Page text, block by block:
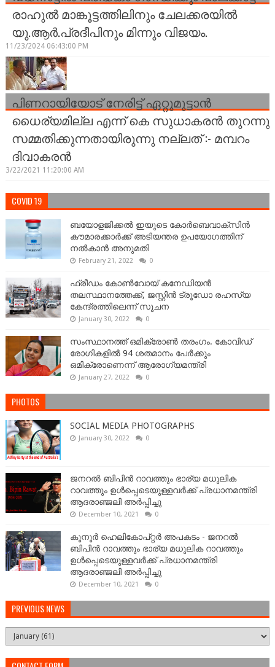
രാഹുൽ മാങ്കൂട്ടത്തിലിനും ചേലക്കരയിൽ
യു.ആർ.പ്രദീപിനും മിന്നും വിജയം.
11/23/2024 06:43:00 PM
പിണറായിയോട് നേരിട്ട് ഏറ്റുമുട്ടാന്‍
ധൈര്യമില്ല എന്ന് കെ സുധാകരന്‍ തുറന്നു
സമ്മതിക്കുന്നതായിരുന്നു നല്ലത് :- മമ്പറം
ദിവാകരന്‍
3/22/2021 11:20:00 AM
COVID 19
ബയോളജിക്കല്‍ ഇയുടെ കോര്‍ബെവാക്സിൻ
കൗമാരക്കാർക്ക് അടിയന്തര ഉപയോഗത്തിന്
നൽകാൻ അനുമതി
February 21, 2022 0
ഫ്രീഡം കോണ്‍വോയ് കനേഡിയന്‍
തലസ്ഥാനത്തേക്ക്, ജസ്റ്റിൻ ട്രൂഡോ രഹസ്യ
കേന്ദ്രത്തിലെന്ന് സൂചന
January 30, 2022 0
സംസ്ഥാനത്ത് ഒമിക്രോണ്‍ തരംഗം. കോവിഡ്
രോഗികളിൽ 94 ശതമാനം പേർക്കും
ഒമിക്രോണെന്ന് ആരോഗ്യമന്ത്രി
January 27, 2022 0
PHOTOS
SOCIAL MEDIA PHOTOGRAPHS
January 30, 2022 0
ജനറല്‍ ബിപിന്‍ റാവത്തും ഭാര്യ മധുലിക
റാവത്തും ഉള്‍പ്പെടെയുള്ളവർക്ക് പ്രധാനമന്ത്രി
ആദരാഞ്ജലി അർപ്പിച്ചു
December 10, 2021 0
കൂനൂർ ഹെലികോപ്റ്റർ അപകടം - ജനറല്‍
ബിപിന്‍ റാവത്തും ഭാര്യ മധുലിക റാവത്തും
ഉള്‍പ്പെടെയുള്ളവർക്ക് പ്രധാനമന്ത്രി
ആദരാഞ്ജലി അർപ്പിച്ചു
December 10, 2021 0
PREVIOUS NEWS